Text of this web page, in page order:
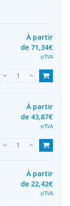
À partir
de 71,34€
s/TVA
À partir
de 43,87€
s/TVA
À partir
de 22,42€
s/TVA